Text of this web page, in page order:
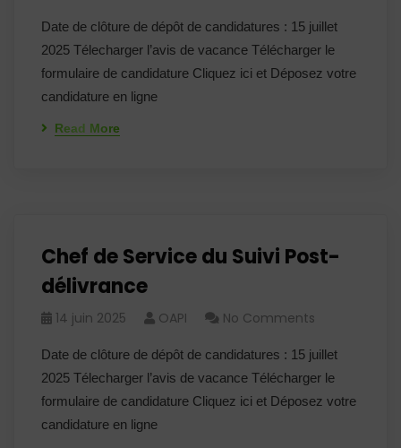
Date de clôture de dépôt de candidatures : 15 juillet
2025 Télecharger l’avis de vacance Télécharger le
formulaire de candidature Cliquez ici et Déposez votre
candidature en ligne
Read More
Chef de Service du Suivi Post-
délivrance
14 juin 2025 OAPI No Comments
Date de clôture de dépôt de candidatures : 15 juillet
2025 Télecharger l’avis de vacance Télécharger le
formulaire de candidature Cliquez ici et Déposez votre
candidature en ligne